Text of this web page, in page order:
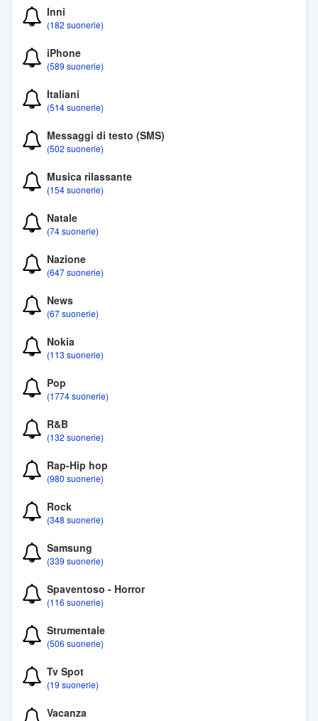
Inni
(182 suonerie)
iPhone
(589 suonerie)
Italiani
(514 suonerie)
Messaggi di testo (SMS)
(502 suonerie)
Musica rilassante
(154 suonerie)
Natale
(74 suonerie)
Nazione
(647 suonerie)
News
(67 suonerie)
Nokia
(113 suonerie)
Pop
(1774 suonerie)
R&B
(132 suonerie)
Rap-Hip hop
(980 suonerie)
Rock
(348 suonerie)
Samsung
(339 suonerie)
Spaventoso - Horror
(116 suonerie)
Strumentale
(506 suonerie)
Tv Spot
(19 suonerie)
Vacanza